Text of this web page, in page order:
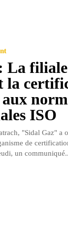
La
la
ISO
"Sidal Gaz" a
de
un